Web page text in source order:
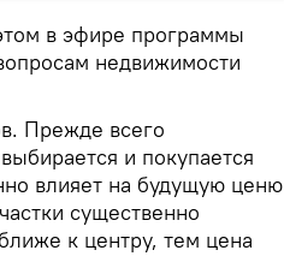
в эфире программы
недвижимости
Прежде всего
и покупается
влияет на будущую ценю
существенно
к центру, тем цена